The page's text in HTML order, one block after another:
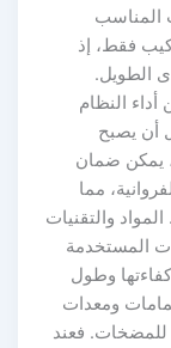
المناسب
فقط، إذ
الطويل.
النظام
يصبح
يمكن ضمان
مما
والتقنيات
المستخدمة
وطول
ومعدات
للمضخات. فعند